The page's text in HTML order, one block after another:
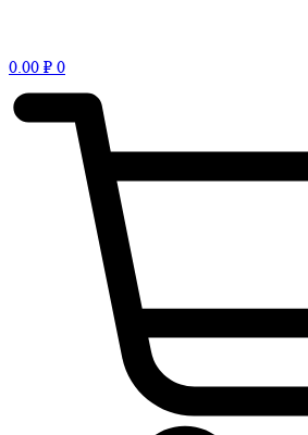
0.00 ₽ 0